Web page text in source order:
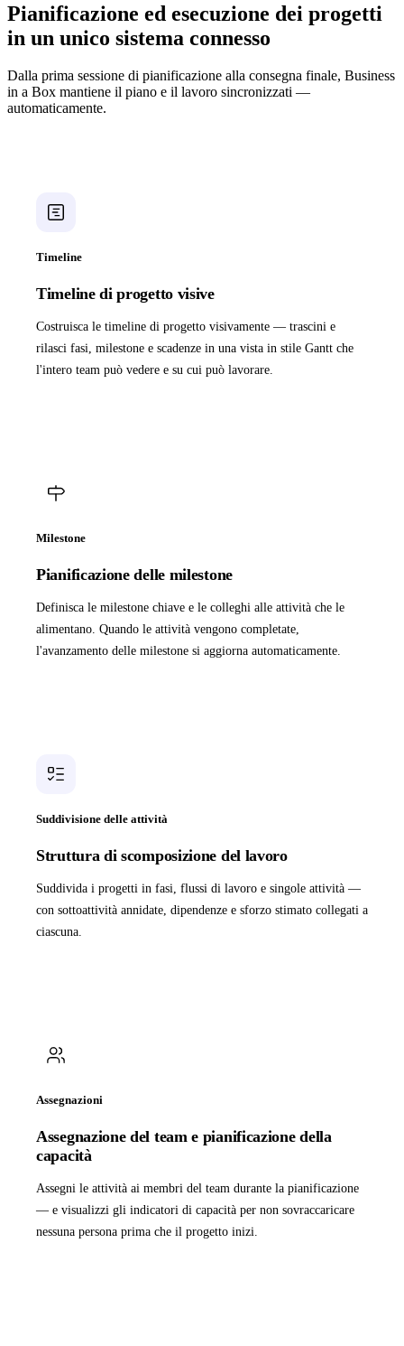
Pianificazione ed esecuzione dei progetti
in un unico sistema connesso
Dalla prima sessione di pianificazione alla consegna finale, Business
in a Box mantiene il piano e il lavoro sincronizzati —
automaticamente.
Timeline
Timeline di progetto visive
Costruisca le timeline di progetto visivamente — trascini e
rilasci fasi, milestone e scadenze in una vista in stile Gantt che
l'intero team può vedere e su cui può lavorare.
Milestone
Pianificazione delle milestone
Definisca le milestone chiave e le colleghi alle attività che le
alimentano. Quando le attività vengono completate,
l'avanzamento delle milestone si aggiorna automaticamente.
Suddivisione delle attività
Struttura di scomposizione del lavoro
Suddivida i progetti in fasi, flussi di lavoro e singole attività —
con sottoattività annidate, dipendenze e sforzo stimato collegati a
ciascuna.
Assegnazioni
Assegnazione del team e pianificazione della
capacità
Assegni le attività ai membri del team durante la pianificazione
— e visualizzi gli indicatori di capacità per non sovraccaricare
nessuna persona prima che il progetto inizi.